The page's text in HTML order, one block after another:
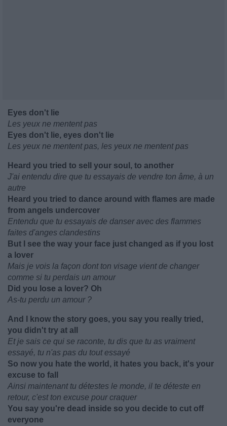
Eyes don't lie
Les yeux ne mentent pas
Eyes don't lie, eyes don't lie
Les yeux ne mentent pas, les yeux ne mentent pas
Heard you tried to sell your soul, to another
J'ai entendu dire que tu essayais de vendre ton âme, à un
autre
Heard you tried to dance around with flames are made
from angels undercover
Entendu que tu essayais de danser avec des flammes
faites d'anges clandestins
But I see the way your face just changed as if you lost
a lover
Mais je vois la façon dont ton visage vient de changer
comme si tu perdais un amour
Did you lose a lover? Oh
As-tu perdu un amour ?
And I know the story goes, you say you really tried,
you didn't try at all
Et je sais ce qui se raconte, tu dis que tu as vraiment
essayé, tu n'as pas du tout essayé
So now you hate the world, it hates you back, it's your
excuse to fall
Ainsi maintenant tu détestes le monde, il te déteste en
retour, c'est ton excuse pour craquer
You say you're dead inside so you decide to cut off
everyone